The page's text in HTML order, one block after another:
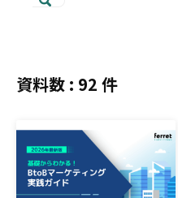
資料数 : 92 件